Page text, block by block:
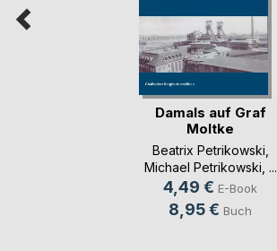
Damals auf Graf
Moltke
Beatrix Petrikowski
Michael Petrikowski , ...
4,49 € E-Book
8,95 € Buch